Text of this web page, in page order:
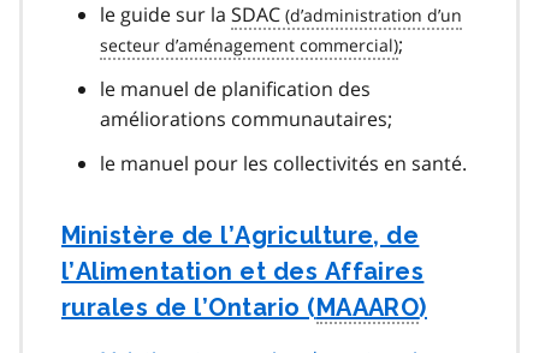
le guide sur la SDAC
;
le manuel de planification des
améliorations communautaires;
le manuel pour les collectivités en santé.
Ministère de l’Agriculture, de
l’Alimentation et des Affaires
rurales de l’Ontario (MAAARO)